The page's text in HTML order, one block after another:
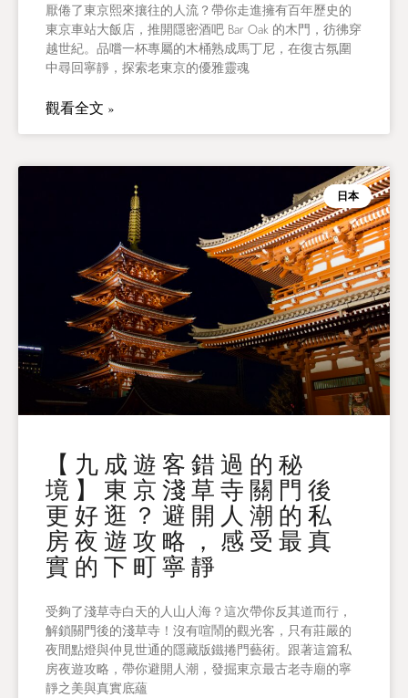
厭倦了東京熙來攘往的人流？帶你走進擁有百年歷史的
東京車站大飯店，推開隱密酒吧 Bar Oak 的木門，彷彿穿
越世紀。品嚐一杯專屬的木桶熟成馬丁尼，在復古氛圍
中尋回寧靜，探索老東京的優雅靈魂
觀看全文 »
日本
【九成遊客錯過的秘
境】東京淺草寺關門後
更好逛？避開人潮的私
房夜遊攻略，感受最真
實的下町寧靜
受夠了淺草寺白天的人山人海？這次帶你反其道而行，
解鎖關門後的淺草寺！沒有喧鬧的觀光客，只有莊嚴的
夜間點燈與仲見世通的隱藏版鐵捲門藝術。跟著這篇私
房夜遊攻略，帶你避開人潮，發掘東京最古老寺廟的寧
靜之美與真實底蘊